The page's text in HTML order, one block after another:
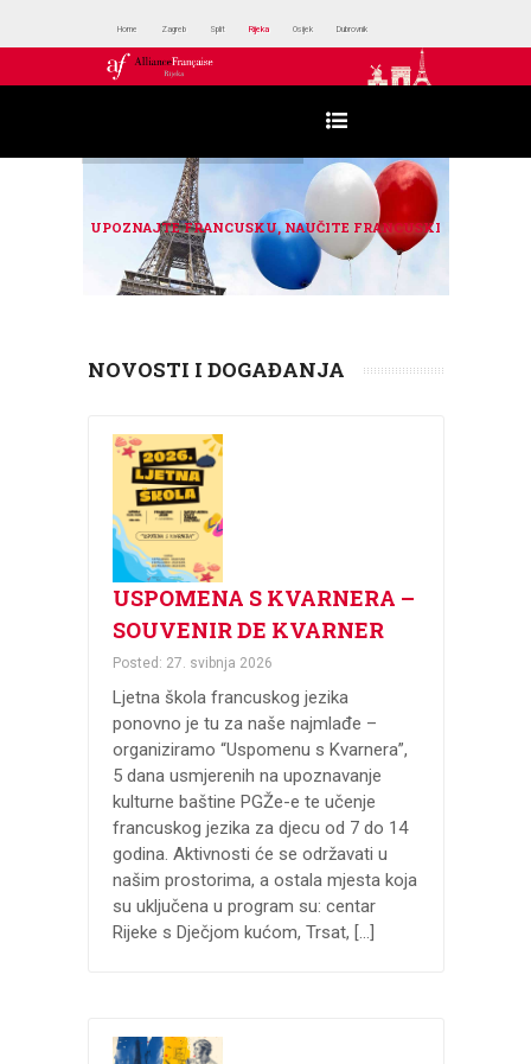
Home Zagreb Split Rijeka Osijek Dubrovnik
UPOZNAJTE FRANCUSKU, NAUČITE FRANCUSKI
NOVOSTI I DOGAĐANJA
USPOMENA S KVARNERA –
SOUVENIR DE KVARNER
Posted: 27. svibnja 2026
Ljetna škola francuskog jezika
ponovno je tu za naše najmlađe –
organiziramo “Uspomenu s Kvarnera”,
5 dana usmjerenih na upoznavanje
kulturne baštine PGŽe-e te učenje
francuskog jezika za djecu od 7 do 14
godina. Aktivnosti će se održavati u
našim prostorima, a ostala mjesta koja
su uključena u program su: centar
Rijeke s Dječjom kućom, Trsat, […]